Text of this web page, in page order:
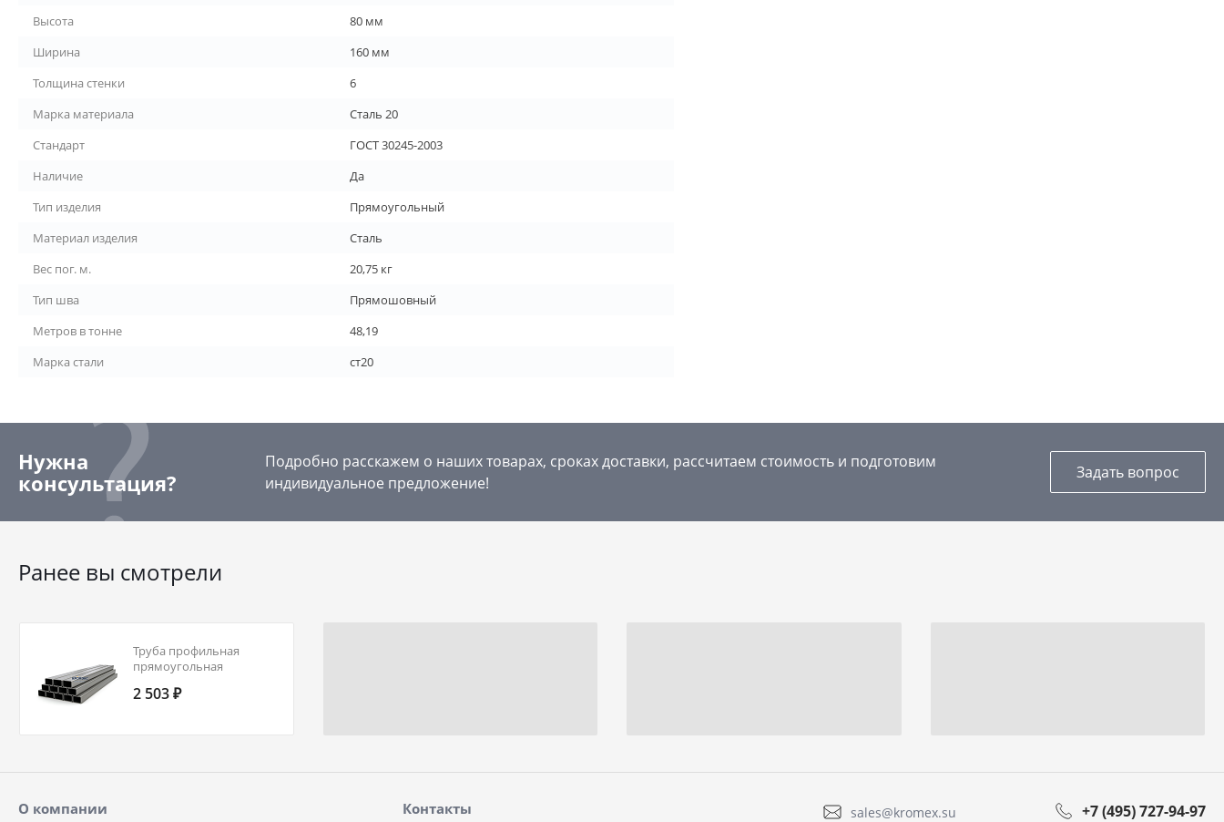
Высота
80 мм
Ширина
160 мм
Толщина стенки
6
Марка материала
Сталь 20
Стандарт
ГОСТ 30245-2003
Наличие
Да
Тип изделия
Прямоугольный
Материал изделия
Сталь
Вес пог. м.
20,75 кг
Тип шва
Прямошовный
Метров в тонне
48,19
Марка стали
ст20
Нужна
консультация?
Подробно расскажем о наших товарах, сроках доставки, рассчитаем стоимость и подготовим
индивидуальное предложение!
Задать вопрос
Ранее вы смотрели
Труба профильная
прямоугольная
30245-2003
2 503 ₽
О компании Контакты sales@kromex.su +7 (495) 727-94-97